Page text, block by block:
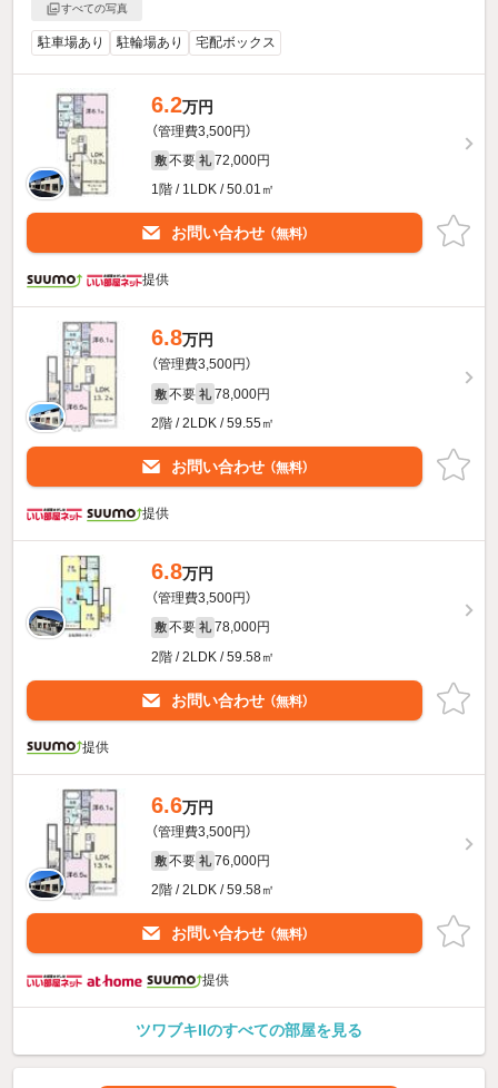
すべての写真
駐車場あり 駐輪場あり 宅配ボックス
6.2万円
（管理費3,500円）
敷 不要 礼 72,000円
1階 / 1LDK / 50.01㎡
お問い合わせ （無料）
提供
6.8万円
（管理費3,500円）
敷 不要 礼 78,000円
2階 / 2LDK / 59.55㎡
お問い合わせ （無料）
提供
6.8万円
（管理費3,500円）
敷 不要 礼 78,000円
2階 / 2LDK / 59.58㎡
お問い合わせ （無料）
提供
6.6万円
（管理費3,500円）
敷 不要 礼 76,000円
2階 / 2LDK / 59.58㎡
お問い合わせ （無料）
提供
ツワブキIIのすべての部屋を見る